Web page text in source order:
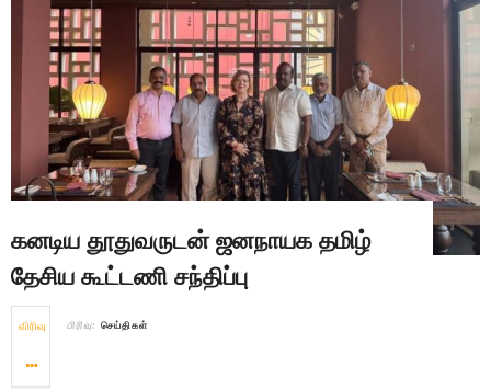
கனடிய தூதுவருடன் ஜனநாயக தமிழ்
தேசிய கூட்டணி சந்திப்பு
விரிவு பிரிவு: செய்திகள்